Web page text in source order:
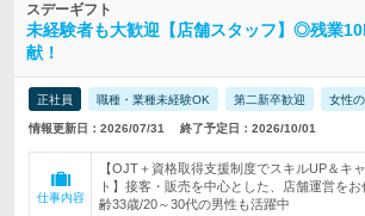
スデーギフト
未経験者も大歓迎【店舗スタッフ】◎残業
献！
正社員 職種・業種未経験OK 第二新卒歓迎 女性
情報更新日：2026/07/31 終了予定日：2026/10/01
仕事内容
【OJT＋資格取得支援制度でスキルUP＆キ
ト】接客・販売を中心とした、店舗運営を
齢33歳/20～30代の男性も活躍中